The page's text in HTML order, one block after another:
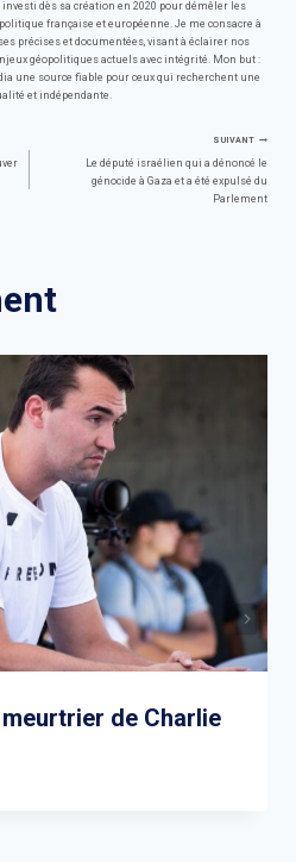
investi dès sa création en 2020 pour démêler les
française et européenne. Je me consacre à
précises et documentées, visant à éclairer nos
géopolitiques actuels avec intégrité. Mon but :
une source fiable pour ceux qui recherchent une
et indépendante.
SUIVANT
Le député israélien qui a dénoncé le
génocide à Gaza et a été expulsé du
Parlement
de Charlie